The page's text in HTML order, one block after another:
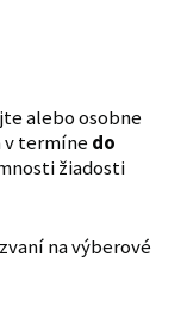
alebo osobne
v termíne do
žiadosti
na výberové